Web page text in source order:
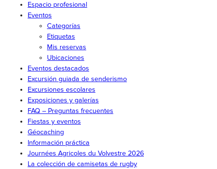
Espacio profesional
Eventos
Categorías
Etiquetas
Mis reservas
Ubicaciones
Eventos destacados
Excursión guiada de senderismo
Excursiones escolares
Exposiciones y galerías
FAQ – Preguntas frecuentes
Fiestas y eventos
Géocaching
Información práctica
Journées Agricoles du Volvestre 2026
La colección de camisetas de rugby